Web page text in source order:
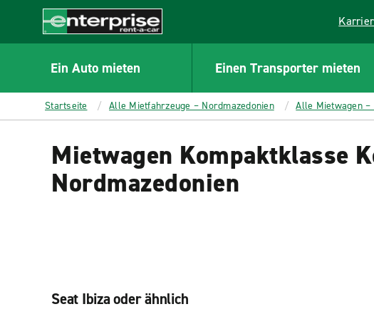
CONTENT
Enterprise
Link
Ein Auto mieten Einen Transporter mieten
Startseite Alle Mietfahrzeuge – Nordmazedonien Alle Mietwagen –
Mietwagen Kompaktklasse
Nordmazedonien
Seat Ibiza oder ähnlich